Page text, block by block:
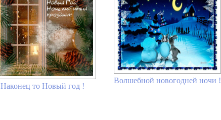
Наконец то Новый год !
Волшебной новогодней ночи !